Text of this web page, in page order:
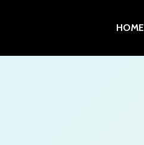
HOME